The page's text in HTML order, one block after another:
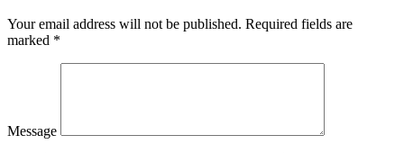
Your email address will not be published. Required fields are
marked *
Message